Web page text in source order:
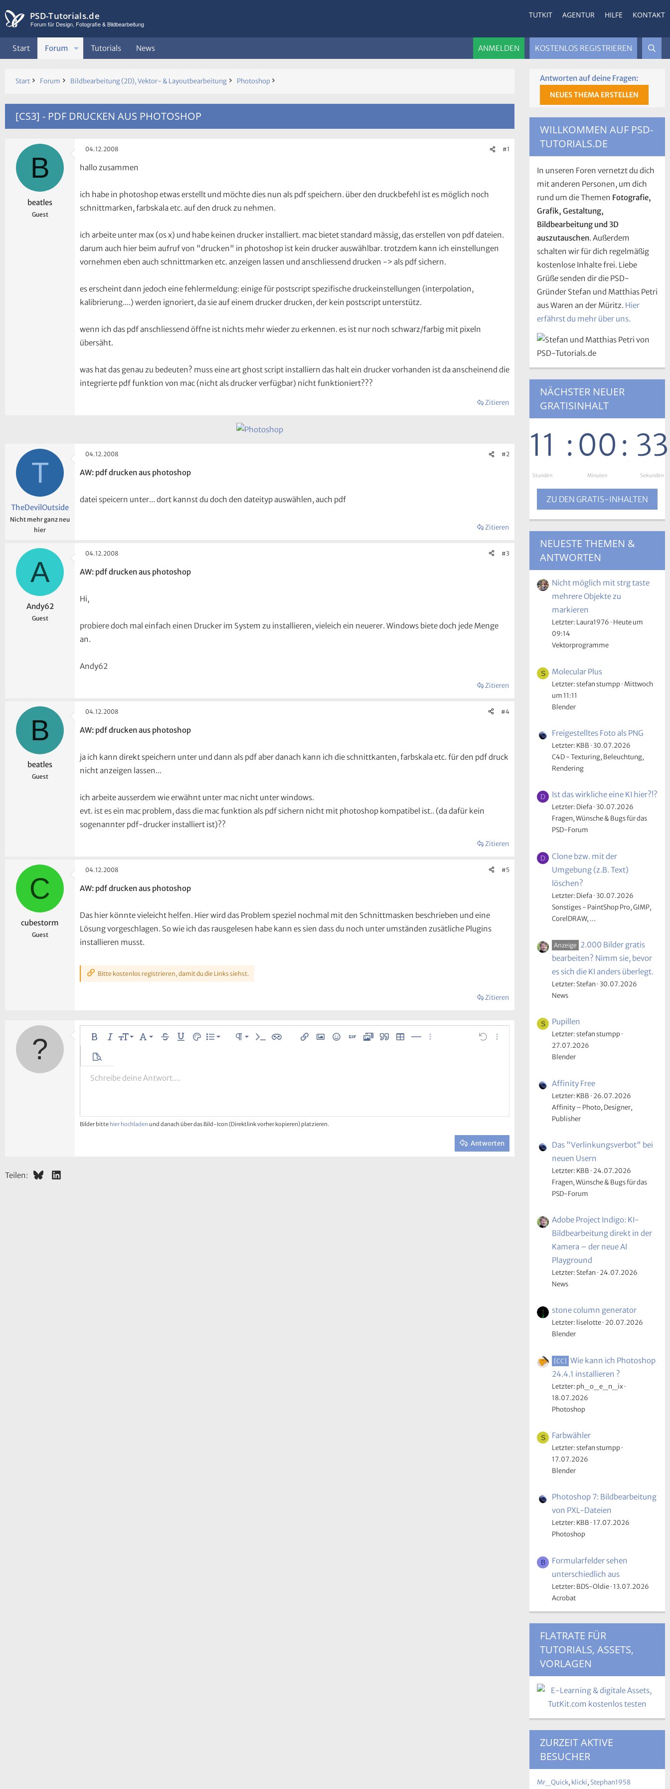
PSD-Tutorials.de
Forum für Design, Fotografie & Bildbearbeitung
TUTKIT AGENTUR HILFE KONTAKT
Start Forum Tutorials News ANMELDEN KOSTENLOS REGISTRIEREN
Start Forum Bildbearbeitung (2D), Vektor- & Layoutbearbeitung Photoshop
[CS3] - PDF DRUCKEN AUS PHOTOSHOP
B
beatles
Guest
04.12.2008 #1
hallo zusammen
ich habe in photoshop etwas erstellt und möchte dies nun als pdf speichern. über den druckbefehl ist es möglich noch
schnittmarken, farbskala etc. auf den druck zu nehmen.
ich arbeite unter max (os x) und habe keinen drucker installiert. mac bietet standard mässig, das erstellen von pdf dateien.
darum auch hier beim aufruf von "drucken" in photoshop ist kein drucker auswählbar. trotzdem kann ich einstellungen
vornehmen eben auch schnittmarken etc. anzeigen lassen und anschliessend drucken -> als pdf sichern.
es erscheint dann jedoch eine fehlermeldung: einige für postscript spezifische druckeinstellungen (interpolation,
kalibrierung....) werden ignoriert, da sie auf einem drucker drucken, der kein postscript unterstütz.
wenn ich das pdf anschliessend öffne ist nichts mehr wieder zu erkennen. es ist nur noch schwarz/farbig mit pixeln
übersäht.
was hat das genau zu bedeuten? muss eine art ghost script installiern das halt ein drucker vorhanden ist da anscheinend die
integrierte pdf funktion von mac (nicht als drucker verfügbar) nicht funktioniert???
Zitieren
T
TheDevilOutside
Nicht mehr ganz neu
hier
04.12.2008 #2
AW: pdf drucken aus photoshop
datei speicern unter... dort kannst du doch den dateityp auswählen, auch pdf
Zitieren
A
Andy62
Guest
04.12.2008 #3
AW: pdf drucken aus photoshop
Hi,
probiere doch mal einfach einen Drucker im System zu installieren, vieleich ein neuerer. Windows biete doch jede Menge
an.
Andy62
Zitieren
B
beatles
Guest
04.12.2008 #4
AW: pdf drucken aus photoshop
ja ich kann direkt speichern unter und dann als pdf aber danach kann ich die schnittkanten, farbskala etc. für den pdf druck
nicht anzeigen lassen...
ich arbeite ausserdem wie erwähnt unter mac nicht unter windows.
evt. ist es ein mac problem, dass die mac funktion als pdf sichern nicht mit photoshop kompatibel ist.. (da dafür kein
sogenannter pdf-drucker installiert ist)??
Zitieren
C
cubestorm
Guest
04.12.2008 #5
AW: pdf drucken aus photoshop
Das hier könnte vieleicht helfen. Hier wird das Problem speziel nochmal mit den Schnittmasken beschrieben und eine
Lösung vorgeschlagen. So wie ich das rausgelesen habe kann es sien dass du noch unter umständen zusätliche Plugins
installieren musst.
Bitte kostenlos registrieren, damit du die Links siehst.
Zitieren
Fett KursivSchriftgröße
10
12
15
26
Schriftfamilie
Arial
Book Antiqua
Courier New
Georgia
Trebuchet MS
Durchgestrichen
Unterstrichen
TextfarbeAuflistung
Nummerierte Liste
Absatzformatierung
NormalInline-Code
Inline-SpoilerLink einfügen
Bild einfügen
SmileysGIF einfügen
MediaZitat Tabelle einfügen
Horizontale Linie einfügen
Weitere… Rückgängig
Weitere…
Vorschau
SpoilerCode
Wiederholen
Formatierung entfernen
BBCode umschalten
EntwürfeEntwurf speichern
Schreibe deine Antwort....
Bilder bitte hier hochladen und danach über das Bild-Icon (Direktlink vorher kopieren) platzieren.
Antworten
Teilen: Bluesky
Antworten auf deine Fragen:
NEUES THEMA ERSTELLEN
WILLKOMMEN AUF PSD-
TUTORIALS.DE
In unseren Foren vernetzt du dich
mit anderen Personen, um dich
rund um die Themen Fotografie,
Grafik, Gestaltung,
Bildbearbeitung und 3D
auszutauschen. Außerdem
schalten wir für dich regelmäßig
kostenlose Inhalte frei. Liebe
Grüße senden dir die PSD-
Gründer Stefan und Matthias Petri
aus Waren an der Müritz. Hier
erfährst du mehr über uns.
NÄCHSTER NEUER
GRATISINHALT
11
Stunden
: 00
Minuten
: 32
Sekunden
ZU DEN GRATIS-INHALTEN
NEUESTE THEMEN &
ANTWORTEN
Nicht möglich mit strg taste
mehrere Objekte zu
markieren
Letzter: Laura1976 Heute um
09:14
Vektorprogramme
S Molecular Plus
Letzter: stefan stumpp Mittwoch
um 11:11
Blender
Freigestelltes Foto als PNG
Letzter: KBB 30.07.2026
C4D - Texturing, Beleuchtung,
Rendering
D Ist das wirkliche eine KI hier?!?
Letzter: Diefa 30.07.2026
Fragen, Wünsche & Bugs für das
PSD-Forum
D
Clone bzw. mit der
Umgebung (z.B. Text)
löschen?
Letzter: Diefa 30.07.2026
Sonstiges - PaintShop Pro, GIMP,
CorelDRAW, ...
Anzeige 2.000 Bilder gratis
bearbeiten? Nimm sie, bevor
es sich die KI anders überlegt.
Letzter: Stefan 30.07.2026
News
S Pupillen
Letzter: stefan stumpp
27.07.2026
Blender
Affinity Free
Letzter: KBB 26.07.2026
Affinity – Photo, Designer,
Publisher
Das "Verlinkungsverbot" bei
neuen Usern
Letzter: KBB 24.07.2026
Fragen, Wünsche & Bugs für das
PSD-Forum
Adobe Project Indigo: KI-
Bildbearbeitung direkt in der
Kamera – der neue AI
Playground
Letzter: Stefan 24.07.2026
News
stone column generator
Letzter: liselotte 20.07.2026
Blender
[CC]
Wie kann ich Photoshop
24.4.1 installieren ?
Letzter: ph_o_e_n_ix
18.07.2026
Photoshop
S Farbwähler
Letzter: stefan stumpp
17.07.2026
Blender
Photoshop 7: Bildbearbeitung
von PXL-Dateien
Letzter: KBB 17.07.2026
Photoshop
B
Formularfelder sehen
unterschiedlich aus
Letzter: BDS-Oldie 13.07.2026
Acrobat
FLATRATE FÜR
TUTORIALS, ASSETS,
VORLAGEN
ZURZEIT AKTIVE
BESUCHER
Mr_Quick klicki Stephan1958